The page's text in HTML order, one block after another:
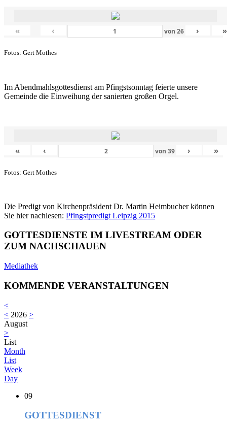
« ‹ von 26 › »
Fotos: Gert Mothes
Im Abendmahlsgottesdienst am Pfingstsonntag feierte unsere
Gemeinde die Einweihung der sanierten großen Orgel.
« ‹ von39 › »
Fotos: Gert Mothes
Die Predigt von Kirchenpräsident Dr. Martin Heimbucher können
Sie hier nachlesen: Pfingstpredigt Leipzig 2015
GOTTESDIENSTE IM LIVESTREAM ODER
ZUM NACHSCHAUEN
Mediathek
KOMMENDE VERANSTALTUNGEN
<
< 2026 >
August
>
List
Month
List
Week
Day
09
GOTTESDIENST